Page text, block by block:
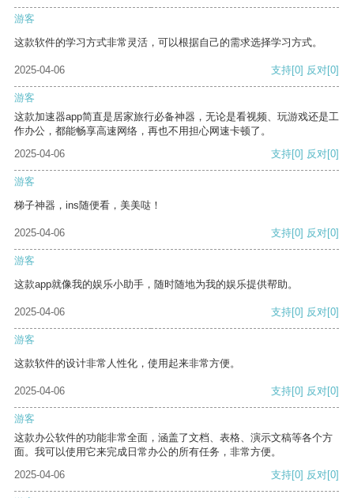
游客
这款软件的学习方式非常灵活，可以根据自己的需求选择学习方式。
2025-04-06 支持[0] 反对[0]
游客
这款加速器app简直是居家旅行必备神器，无论是看视频、玩游戏还是工
作办公，都能畅享高速网络，再也不用担心网速卡顿了。
2025-04-06
支持[0] 反对[0]
游客
梯子神器，ins随便看，美美哒！
2025-04-06 支持[0] 反对[0]
游客
这款app就像我的娱乐小助手，随时随地为我的娱乐提供帮助。
2025-04-06 支持[0] 反对[0]
游客
这款软件的设计非常人性化，使用起来非常方便。
2025-04-06 支持[0] 反对[0]
游客
这款办公软件的功能非常全面，涵盖了文档、表格、演示文稿等各个方
面。我可以使用它来完成日常办公的所有任务，非常方便。
2025-04-06
支持[0] 反对[0]